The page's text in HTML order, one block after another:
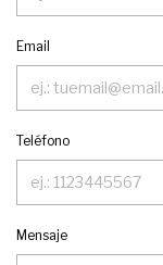
Email
Teléfono
Mensaje